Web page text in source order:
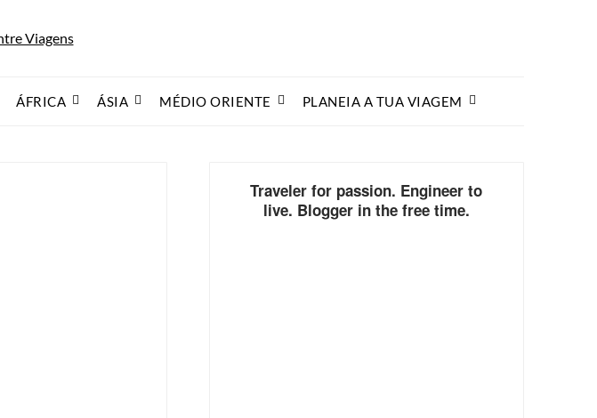
ÁFRICA ÁSIA MÉDIO ORIENTE PLANEIA A TUA VIAGEM
Traveler for passion. Engineer to
live. Blogger in the free time.